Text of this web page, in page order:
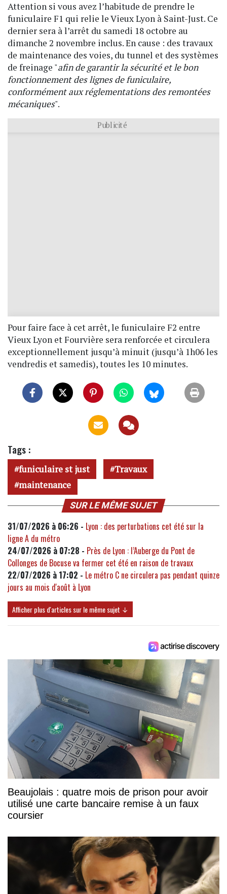
Attention si vous avez l’habitude de prendre le
funiculaire F1 qui relie le Vieux Lyon à Saint-Just. Ce
dernier sera à l’arrêt du samedi 18 octobre au
dimanche 2 novembre inclus. En cause : des travaux
de maintenance des voies, du tunnel et des systèmes
de freinage "afin de garantir la sécurité et le bon
fonctionnement des lignes de funiculaire,
conformément aux réglementations des remontées
mécaniques".
Publicité
Pour faire face à cet arrêt, le funiculaire F2 entre
Vieux Lyon et Fourvière sera renforcée et circulera
exceptionnellement jusqu’à minuit (jusqu’à 1h06 les
vendredis et samedis), toutes les 10 minutes.
Tags :
funiculaire st just
Travaux
maintenance
SUR LE MÊME SUJET
31/07/2026 à 06:26 - Lyon : des perturbations cet été sur la
ligne A du métro
24/07/2026 à 07:28 - Près de Lyon : l’Auberge du Pont de
Collonges de Bocuse va fermer cet été en raison de travaux
22/07/2026 à 17:02 - Le métro C ne circulera pas pendant quinze
jours au mois d'août à Lyon
Afficher plus d'articles sur le même sujet ↓
Beaujolais : quatre mois de prison pour avoir
utilisé une carte bancaire remise à un faux
coursier